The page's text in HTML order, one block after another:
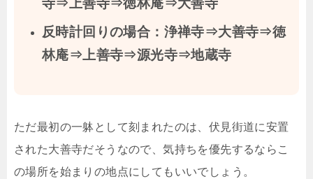
寺⇒上善寺⇒徳林庵⇒大善寺
反時計回りの場合：浄禅寺⇒大善寺⇒徳
林庵⇒上善寺⇒源光寺⇒地蔵寺
ただ最初の一躰として刻まれたのは、伏見街道に安置
された大善寺だそうなので、気持ちを優先するならこ
の場所を始まりの地点にしてもいいでしょう。